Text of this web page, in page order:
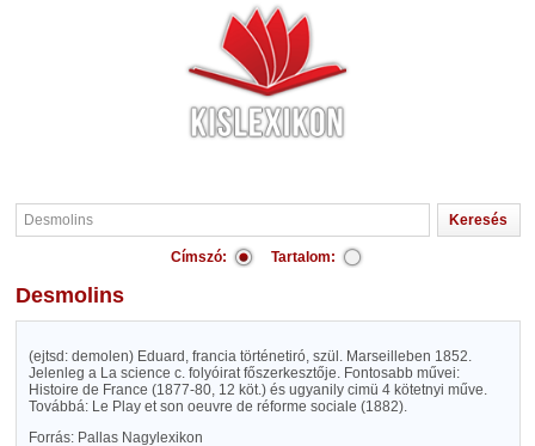
Címszó: Tartalom:
Desmolins
(ejtsd: demolen) Eduard, francia történetiró, szül. Marseilleben 1852.
Jelenleg a La science c. folyóirat főszerkesztője. Fontosabb művei:
Histoire de France (1877-80, 12 köt.) és ugyanily cimü 4 kötetnyi műve.
Továbbá: Le Play et son oeuvre de réforme sociale (1882).
Forrás: Pallas Nagylexikon